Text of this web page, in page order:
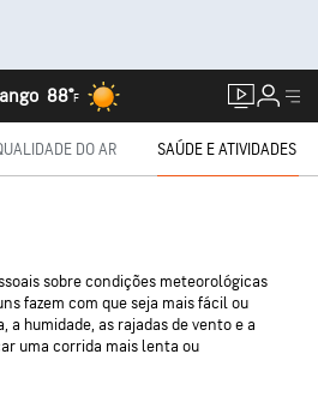
88°F
DO AR SAÚDE E ATIVIDADES
sobre condições meteorológicas
fazem com que seja mais fácil ou
humidade, as rajadas de vento e a
uma corrida mais lenta ou